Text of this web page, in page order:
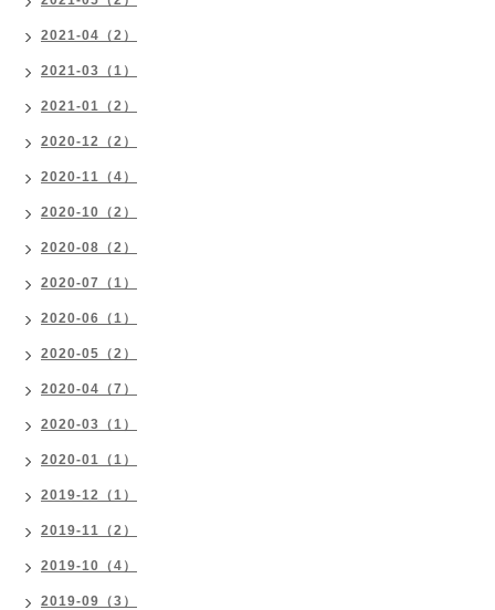
2021-04（2）
2021-03（1）
2021-01（2）
2020-12（2）
2020-11（4）
2020-10（2）
2020-08（2）
2020-07（1）
2020-06（1）
2020-05（2）
2020-04（7）
2020-03（1）
2020-01（1）
2019-12（1）
2019-11（2）
2019-10（4）
2019-09（3）